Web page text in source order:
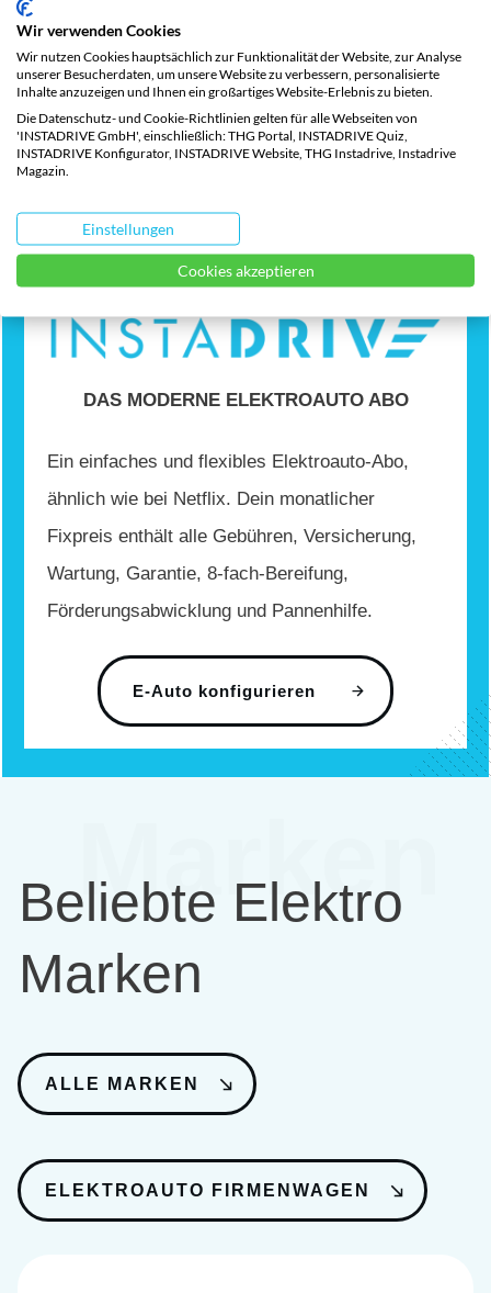
1.000 Freikilometer für dich
bei Abschluss eines
Code:INSTADRIVER
DAS MODERNE ELEKTROAUTO ABO
Ein einfaches und flexibles Elektroauto-Abo,
ähnlich wie bei Netflix. Dein monatlicher
Fixpreis enthält alle Gebühren, Versicherung,
Wartung, Garantie, 8-fach-Bereifung,
Förderungsabwicklung und Pannenhilfe.
E-Auto konfigurieren
Marken
Beliebte Elektro
Marken
ALLE MARKEN
ELEKTROAUTO FIRMENWAGEN
Wir verwenden Cookies
Wir nutzen Cookies hauptsächlich zur Funktionalität der Website, zur Analyse
unserer Besucherdaten, um unsere Website zu verbessern, personalisierte
Inhalte anzuzeigen und Ihnen ein großartiges Website-Erlebnis zu bieten.
Die Datenschutz- und Cookie-Richtlinien gelten für alle Webseiten von
'INSTADRIVE GmbH', einschließlich: THG Portal, INSTADRIVE Quiz,
INSTADRIVE Konfigurator, INSTADRIVE Website, THG Instadrive, Instadrive
Magazin.
Einstellungen
Cookies akzeptieren